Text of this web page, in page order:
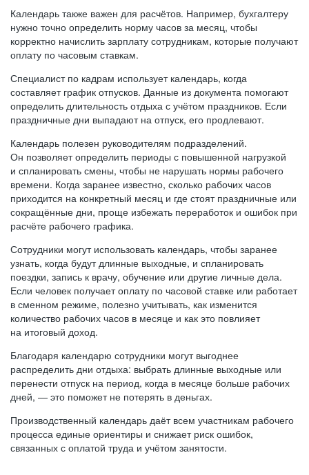
Календарь также важен для расчётов. Например, бухгалтеру
нужно точно определить норму часов за месяц, чтобы
корректно начислить зарплату сотрудникам, которые получают
оплату по часовым ставкам.
Специалист по кадрам использует календарь, когда
составляет график отпусков. Данные из документа помогают
определить длительность отдыха с учётом праздников. Если
праздничные дни выпадают на отпуск, его продлевают.
Календарь полезен руководителям подразделений.
Он позволяет определить периоды с повышенной нагрузкой
и спланировать смены, чтобы не нарушать нормы рабочего
времени. Когда заранее известно, сколько рабочих часов
приходится на конкретный месяц и где стоят праздничные или
сокращённые дни, проще избежать переработок и ошибок при
расчёте рабочего графика.
Сотрудники могут использовать календарь, чтобы заранее
узнать, когда будут длинные выходные, и спланировать
поездки, запись к врачу, обучение или другие личные дела.
Если человек получает оплату по часовой ставке или работает
в сменном режиме, полезно учитывать, как изменится
количество рабочих часов в месяце и как это повлияет
на итоговый доход.
Благодаря календарю сотрудники могут выгоднее
распределить дни отдыха: выбрать длинные выходные или
перенести отпуск на период, когда в месяце больше рабочих
дней, — это поможет не потерять в деньгах.
Производственный календарь даёт всем участникам рабочего
процесса единые ориентиры и снижает риск ошибок,
связанных с оплатой труда и учётом занятости.